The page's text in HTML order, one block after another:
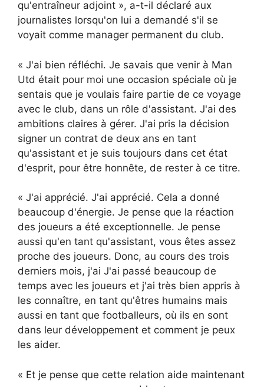
qu'entraîneur adjoint », a-t-il déclaré aux
journalistes lorsqu'on lui a demandé s'il se
voyait comme manager permanent du club.
« J'ai bien réfléchi. Je savais que venir à Man
Utd était pour moi une occasion spéciale où je
sentais que je voulais faire partie de ce voyage
avec le club, dans un rôle d'assistant. J'ai des
ambitions claires à gérer. J'ai pris la décision
signer un contrat de deux ans en tant
qu'assistant et je suis toujours dans cet état
d'esprit, pour être honnête, de rester à ce titre.
« J'ai apprécié. J'ai apprécié. Cela a donné
beaucoup d'énergie. Je pense que la réaction
des joueurs a été exceptionnelle. Je pense
aussi qu'en tant qu'assistant, vous êtes assez
proche des joueurs. Donc, au cours des trois
derniers mois, j'ai J'ai passé beaucoup de
temps avec les joueurs et j'ai très bien appris à
les connaître, en tant qu'êtres humains mais
aussi en tant que footballeurs, où ils en sont
dans leur développement et comment je peux
les aider.
« Et je pense que cette relation aide maintenant